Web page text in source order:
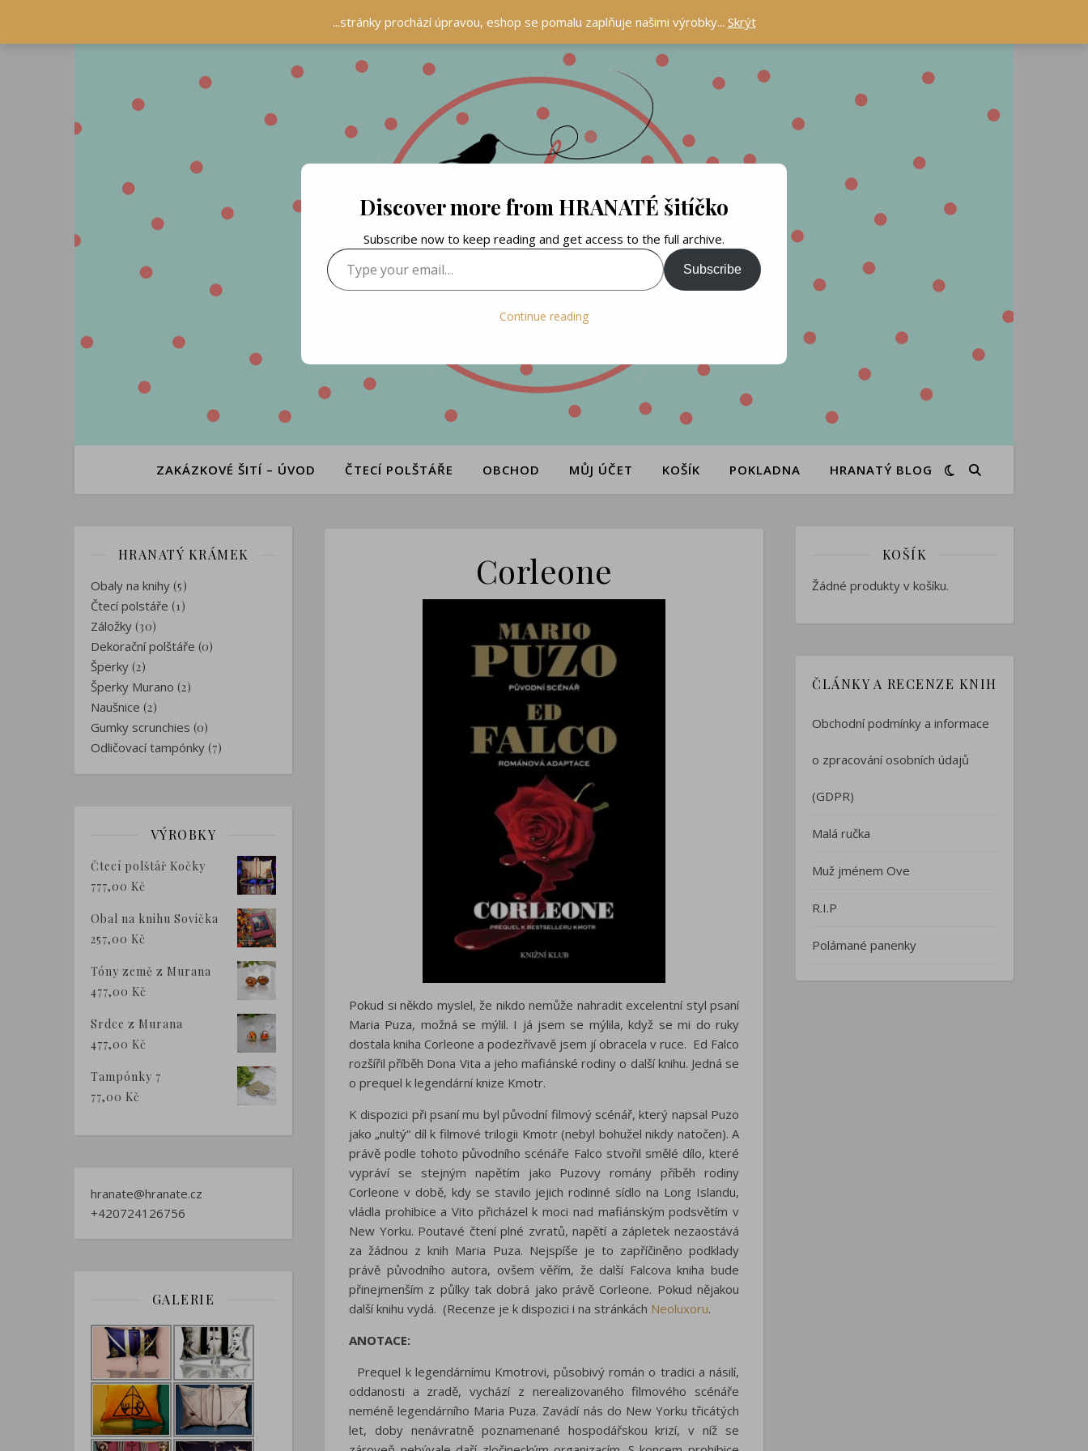
ZAKÁZKOVÉ ŠITÍ – ÚVOD ČTECÍ POLŠTÁŘE OBCHOD MŮJ ÚČET KOŠÍK POKLADNA HRANATÝ BLOG
HRANATÝ KRÁMEK
Obaly na knihy (5)
Čtecí polstáře (1)
Záložky (30)
Dekorační polštáře (0)
Šperky (2)
Šperky Murano (2)
Naušnice (2)
Gumky scrunchies (0)
Odličovací tampónky (7)
VÝROBKY
Čtecí polštář Kočky
777,00 Kč
Obal na knihu Sovička
257,00 Kč
Tóny země z Murana
477,00 Kč
Srdce z Murana
477,00 Kč
Tampónky 7
77,00 Kč
hranate@hranate.cz
+420724126756
GALERIE
Corleone
Pokud si někdo myslel, že nikdo nemůže nahradit excelentní styl psaní
Maria Puza, možná se mýlil. I já jsem se mýlila, když se mi do ruky
dostala kniha Corleone a podezřívavě jsem jí obracela v ruce. Ed Falco
rozšířil příběh Dona Vita a jeho mafiánské rodiny o další knihu. Jedná se
o prequel k legendární knize Kmotr.
K dispozici při psaní mu byl původní filmový scénář, který napsal Puzo
jako „nultý“ díl k filmové trilogii Kmotr (nebyl bohužel nikdy natočen). A
právě podle tohoto původního scénáře Falco stvořil smělé dílo, které
vypráví se stejným napětím jako Puzovy romány příběh rodiny
Corleone v době, kdy se stavilo jejich rodinné sídlo na Long Islandu,
vládla prohibice a Vito přicházel k moci nad mafiánským podsvětím v
New Yorku. Poutavé čtení plné zvratů, napětí a zápletek nezaostává
za žádnou z knih Maria Puza. Nejspíše je to zapříčiněno podklady
právě původního autora, ovšem věřím, že další Falcova kniha bude
přinejmenším z půlky tak dobrá jako právě Corleone. Pokud nějakou
další knihu vydá. (Recenze je k dispozici i na stránkách Neoluxoru.
ANOTACE:
Prequel k legendárnímu Kmotrovi, působivý román o tradici a násilí,
oddanosti a zradě, vychází z nerealizovaného filmového scénáře
neméně legendárního Maria Puza. Zavádí nás do New Yorku třicátých
let, doby nenávratně poznamenané hospodářskou krizí, v níž se
KOŠÍK
Žádné produkty v košíku.
ČLÁNKY A RECENZE KNIH
Obchodní podmínky a informace
o zpracování osobních údajů
(GDPR)
Malá ručka
Muž jménem Ove
R.I.P
Polámané panenky
...stránky prochází úpravou, eshop se pomalu zaplňuje našimi výrobky... Skrýt
Discover more from HRANATÉ šitíčko
Subscribe now to keep reading and get access to the full archive.
Type your email…
Subscribe
Continue reading